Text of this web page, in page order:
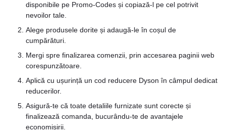
disponibile pe Promo-Codes și copiază-l pe cel potrivit
nevoilor tale.
Alege produsele dorite și adaugă-le în coșul de
cumpărături.
Mergi spre finalizarea comenzii, prin accesarea paginii web
corespunzătoare.
Aplică cu ușurință un cod reducere Dyson în câmpul dedicat
reducerilor.
Asigură-te că toate detaliile furnizate sunt corecte și
finalizează comanda, bucurându-te de avantajele
economisirii.